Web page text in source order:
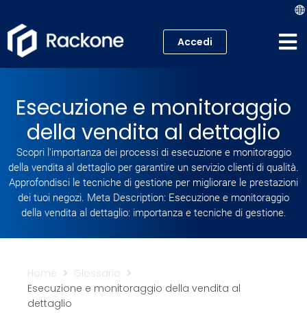
VPS
Server
Proxmox VE
Academy
Accedi
Esecuzione e monitoraggio
della vendita al dettaglio
Scopri l'importanza dei processi di esecuzione e monitoraggio
della vendita al dettaglio per garantire un servizio clienti di qualità.
Approfondisci le tecniche di gestione per migliorare le prestazioni
dei tuoi negozi. Meta Description: Esecuzione e monitoraggio
della vendita al dettaglio: importanza e tecniche di gestione.
Home
Glossario
Esecuzione e monitoraggio della vendita al
dettaglio